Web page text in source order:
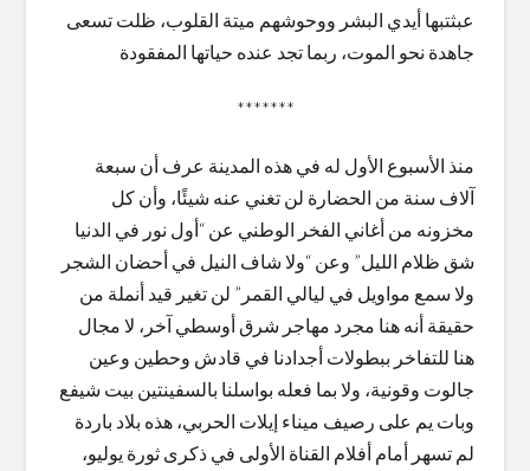
عبثتبها أيدي البشر ووحوشهم ميتة القلوب، ظلت تسعى
جاهدة نحو الموت، ربما تجد عنده حياتها المفقودة
*******
منذ الأسبوع الأول له في هذه المدينة عرف أن سبعة
آلاف سنة من الحضارة لن تغني عنه شيئًا، وأن كل
مخزونه من أغاني الفخر الوطني عن “أول نور في الدنيا
شق ظلام الليل” وعن “ولا شاف النيل في أحضان الشجر
ولا سمع مواويل في ليالي القمر” لن تغير قيد أنملة من
حقيقة أنه هنا مجرد مهاجر شرق أوسطي آخر، لا مجال
هنا للتفاخر ببطولات أجدادنا في قادش وحطين وعين
جالوت وقونية، ولا بما فعله بواسلنا بالسفينتين بيت شيفع
وبات يم على رصيف ميناء إيلات الحربي، هذه بلاد باردة
لم تسهر أمام أفلام القناة الأولى في ذكرى ثورة يوليو،